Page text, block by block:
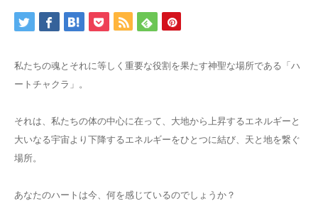
私たちの魂とそれに等しく重要な役割を果たす神聖な場所である「ハ
ートチャクラ」。
それは、私たちの体の中心に在って、大地から上昇するエネルギーと
大いなる宇宙より下降するエネルギーをひとつに結び、天と地を繋ぐ
場所。
あなたのハートは今、何を感じているのでしょうか？